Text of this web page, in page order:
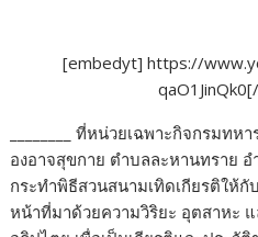
k
[embedyt] https://
________ ที่หน่วยเฉพาะกิจกรมท
องอาจสุขกาย ตำบลละหานทราย
กระทำพิธีสวนสนามเทิดเกียรติให้
หน้าที่มาด้วยความวิริยะ อุตสาหะ